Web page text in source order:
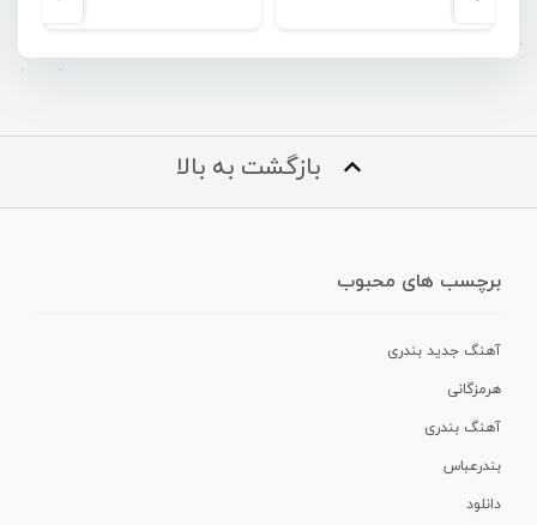
بازگشت به بالا
برچسب های محبوب
آهنگ جدید بندری
هرمزگانی
آهنگ بندری
بندرعباس
دانلود